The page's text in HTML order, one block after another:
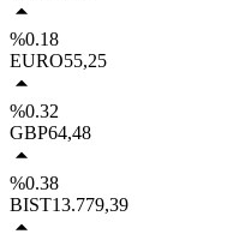
%0.18
EURO55,25
%0.32
GBP64,48
%0.38
BIST13.779,39